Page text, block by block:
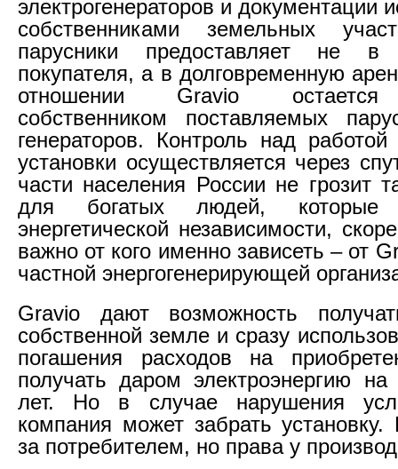
электрогенераторов и документации
собственниками земельных
парусники предоставляет не в
покупателя, а в долговременную
отношении Gravio остается
собственником поставляемых
генераторов. Контроль над работой
установки осуществляется через
части населения России не грозит
для богатых людей,
энергетической независимости,
важно от кого именно зависеть – от
частной энергогенерирующей
Gravio дают возможность
собственной земле и сразу
погашения расходов на
получать даром электроэнергию
лет. Но в случае нарушения
компания может забрать
за потребителем, но права у